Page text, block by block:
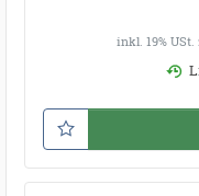
inkl. 19% USt.